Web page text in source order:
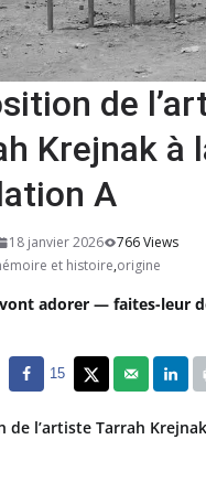
de
Krejnak à
A
18 janvier 2026
766 Views
et histoire,origine
adorer — faites-leur
15
de l’artiste Tarrah